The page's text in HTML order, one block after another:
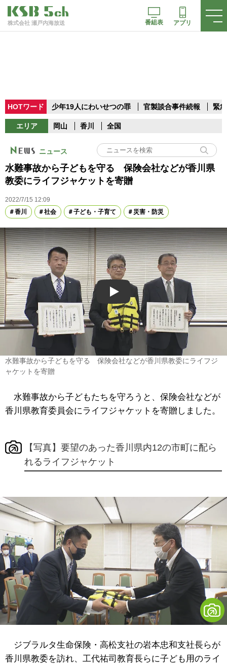
株式会社 瀬戸内海放送 番組表 アプリ
HOTワード 少年19人にわいせつの罪 官製談合事件続報 緊
エリア 岡山 香川 全国
ニュース
水難事故から子どもを守る 保険会社などが香川県
教委にライフジャケットを寄贈
2022/7/15 12:09
香川
社会 子ども・子育て 災害・防災
Play
水難事故から子どもを守る 保険会社などが香川県教委にライフジ
ャケットを寄贈
水難事故から子どもたちを守ろうと、保険会社などが
香川県教育委員会にライフジャケットを寄贈しました。
【写真】要望のあった香川県内12の市町に配ら
れるライフジャケット
ジブラルタ生命保険・高松支社の岩本忠和支社長らが
香川県教委を訪れ、工代祐司教育長らに子ども用のライ